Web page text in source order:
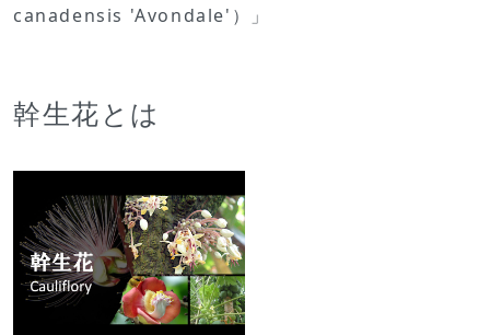
canadensis 'Avondale'）」
幹生花とは